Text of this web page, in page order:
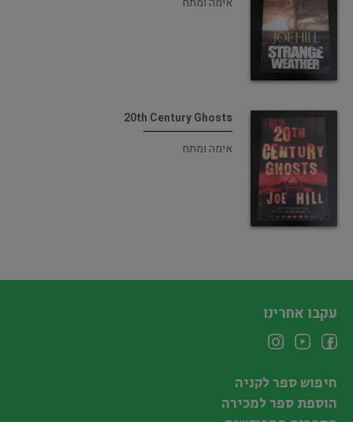
20th Century Ghosts
אימה ומתח
עקבו אחרינו
חיפוש ספר לקניה
הוספת ספר למכירה